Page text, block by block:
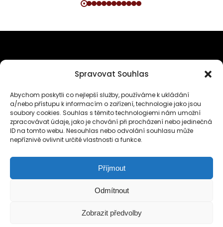
Spravovat Souhlas
Abychom poskytli co nejlepší služby, používáme k ukládání
a/nebo přístupu k informacím o zařízení, technologie jako jsou
soubory cookies. Souhlas s těmito technologiemi nám umožní
zpracovávat údaje, jako je chování při procházení nebo jedinečná
ID na tomto webu. Nesouhlas nebo odvolání souhlasu může
nepříznivě ovlivnit určité vlastnosti a funkce.
Příjmout
Odmítnout
Zobrazit předvolby
SPOLEČNĚ BUDUJME PLATFORMU
PRO MILOVNÍKY KLASICKÉ HUDBY
VŠECHNA PRÁVA VYHRAZENA © LUBOŠ STEHLÍK